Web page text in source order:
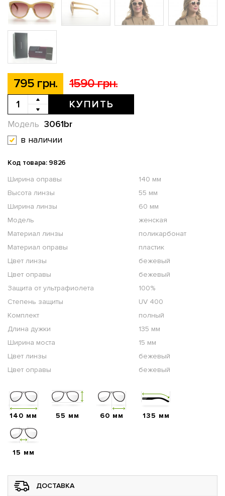
795 грн. 1590 грн.
КУПИТЬ
3061br
Модель
в наличии
Код товара: 9826
Ширина оправы
140 мм
Высота линзы
55 мм
Ширина линзы
60 мм
Модель
женская
Материал линзы
поликарбонат
Материал оправы
пластик
Цвет линзы
бежевый
Цвет оправы
бежевый
Защита от ультрафиолета
100%
Степень защиты
UV 400
Комплект
полный
Длина дужки
135 мм
Ширина моста
15 мм
Цвет линзы
бежевый
Цвет оправы
бежевый
140 мм 55 мм 60 мм 135 мм
15 мм
ДОСТАВКА